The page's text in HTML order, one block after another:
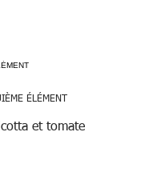
ÉLÉMENT
et tomate